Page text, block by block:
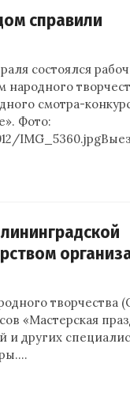
справили
состоялся
смотра-
Фото:
творчества
«Мастерская
и других